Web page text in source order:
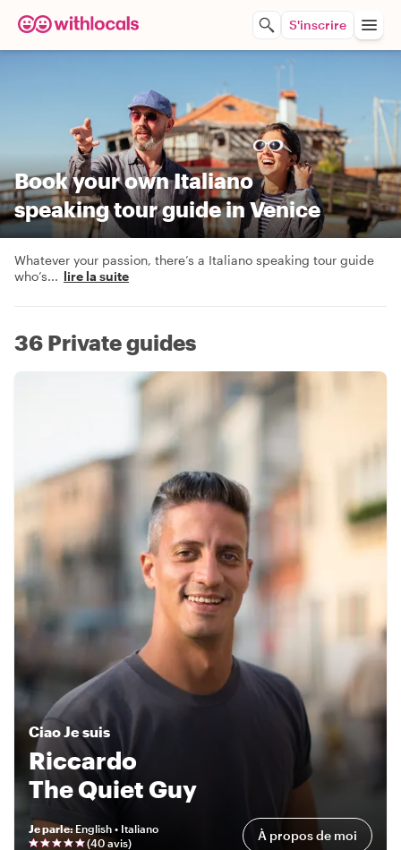
S'inscrire
Book your own Italiano
speaking tour guide in Venice
Whatever your passion, there’s a Italiano speaking tour guide
who’s... lire la suite
36 Private guides
Ciao Je suis
Riccardo
The Quiet Guy
Je parle:English • Italiano
(40 avis) À propos de moi